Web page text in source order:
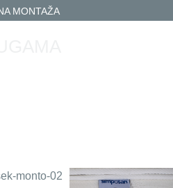
MONTAŽA